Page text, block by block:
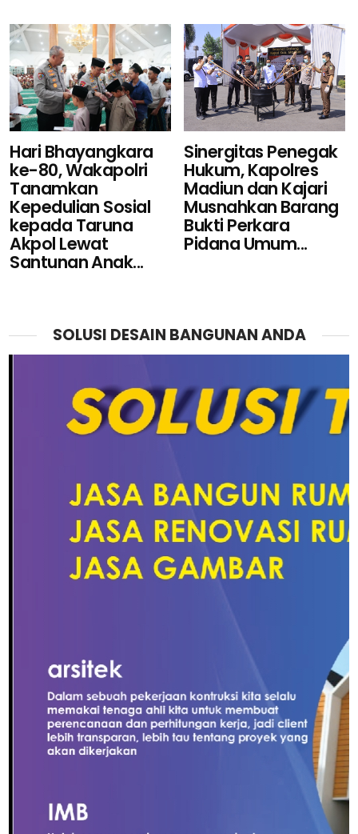
Hari Bhayangkara
ke-80, Wakapolri
Tanamkan
Kepedulian Sosial
kepada Taruna
Akpol Lewat
Santunan Anak...
Sinergitas Penegak
Hukum, Kapolres
Madiun dan Kajari
Musnahkan Barang
Bukti Perkara
Pidana Umum...
SOLUSI DESAIN BANGUNAN ANDA